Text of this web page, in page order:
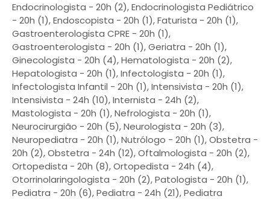
Endocrinologista - 20h (2), Endocrinologista Pediátrico
- 20h (1), Endoscopista - 20h (1), Faturista - 20h (1),
Gastroenterologista CPRE - 20h (1),
Gastroenterologista - 20h (1), Geriatra - 20h (1),
Ginecologista - 20h (4), Hematologista - 20h (2),
Hepatologista - 20h (1), Infectologista - 20h (1),
Infectologista Infantil - 20h (1), Intensivista - 20h (1),
Intensivista - 24h (10), Internista - 24h (2),
Mastologista - 20h (1), Nefrologista - 20h (1),
Neurocirurgião - 20h (5), Neurologista - 20h (3),
Neuropediatra - 20h (1), Nutrólogo - 20h (1), Obstetra -
20h (2), Obstetra - 24h (12), Oftalmologista - 20h (2),
Ortopedista - 20h (8), Ortopedista - 24h (4),
Otorrinolaringologista - 20h (2), Patologista - 20h (1),
Pediatra - 20h (6), Pediatra - 24h (21), Pediatra